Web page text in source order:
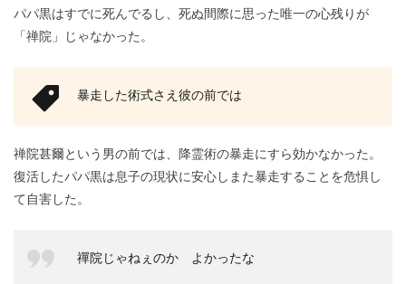
パパ黒はすでに死んでるし、死ぬ間際に思った唯一の心残りが
「禅院」じゃなかった。
暴走した術式さえ彼の前では
禅院甚爾という男の前では、降霊術の暴走にすら効かなかった。
復活したパパ黒は息子の現状に安心しまた暴走することを危惧し
て自害した。
禪院じゃねぇのか よかったな